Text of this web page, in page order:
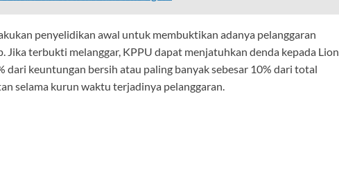
penyelidikan awal untuk membuktikan adanya pelanggaran
Jika terbukti melanggar, KPPU dapat menjatuhkan denda kepada Lion
dari keuntungan bersih atau paling banyak sebesar 10% dari total
selama kurun waktu terjadinya pelanggaran.